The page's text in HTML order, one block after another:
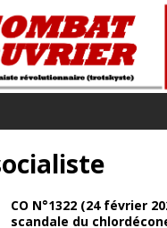
CO N°1322 (24 février
scandale du